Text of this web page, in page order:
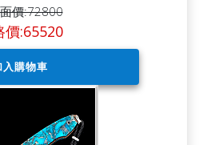
價:72800
價:65520